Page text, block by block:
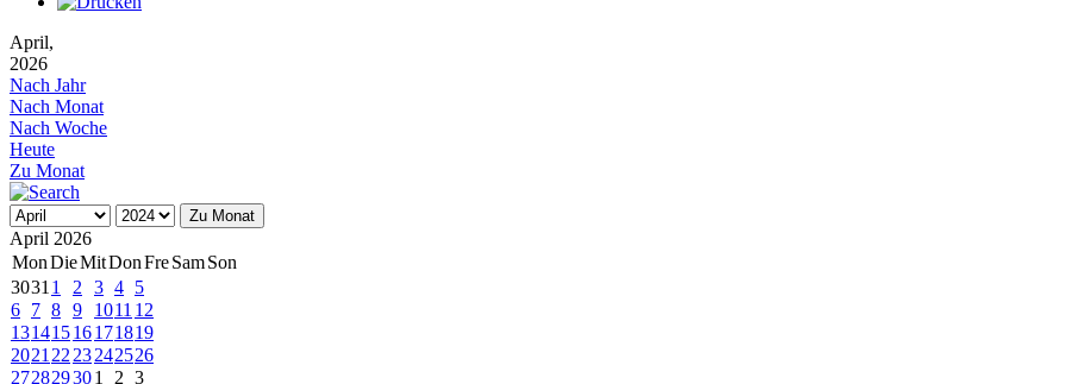
April,
2026
Nach Jahr
Nach Monat
Nach Woche
Heute
Zu Monat
Zu Monat
April 2026
MonDieMitDonFreSamSon
3031 1 2 3 4 5
6 7 8 9 1011 12
13141516171819
2021 22 23242526
272829301 2 3